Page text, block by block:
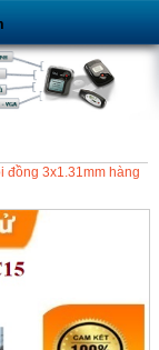
đồng 3x1.31mm hàng